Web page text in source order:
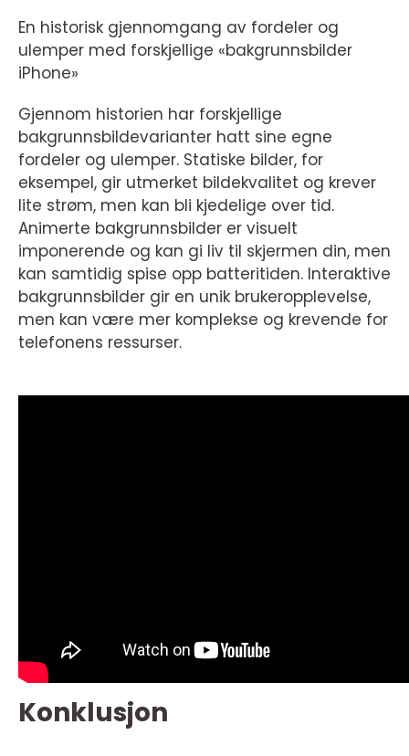
En historisk gjennomgang av fordeler og
ulemper med forskjellige «bakgrunnsbilder
iPhone»
Gjennom historien har forskjellige
bakgrunnsbildevarianter hatt sine egne
fordeler og ulemper. Statiske bilder, for
eksempel, gir utmerket bildekvalitet og krever
lite strøm, men kan bli kjedelige over tid.
Animerte bakgrunnsbilder er visuelt
imponerende og kan gi liv til skjermen din, men
kan samtidig spise opp batteritiden. Interaktive
bakgrunnsbilder gir en unik brukeropplevelse,
men kan være mer komplekse og krevende for
telefonens ressurser.
Konklusjon